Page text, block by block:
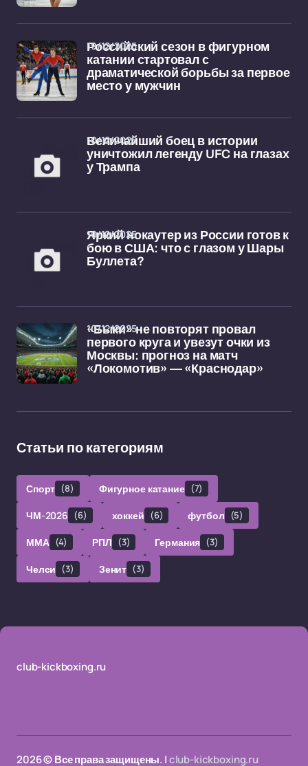
Российский сезон в фигурном
катании стартовал с
драматической борьбы за первое
место у мужчин
19/12/2025
Величайший боец в истории
уничтожил легенду UFC на глазах
у Трампа
10/12/2025
Яркий нокаутер из России готов к
бою в США: что с глазом у Шары
Буллета?
10/12/2025
«Быки» не повторят провал
первого круга и увезут очки из
Москвы: прогноз на матч
«Локомотив» — «Краснодар»
10/12/2025
Статьи по категориям
Спорт (8) Фигурное катание (7)
ЧМ-2026 (6) хоккей (6) футбол (5)
ММА (4) РПЛ (3) Германия (3)
Челси (3) Зенит (3)
club-kickboxing.ru
2026 © Все права защищены. |club-kickboxing.ru